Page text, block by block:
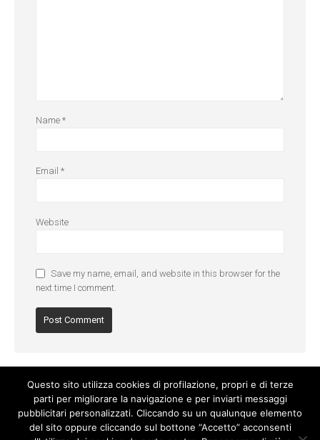
Name *
Email *
Website
Save my name, email, and website in this browser for the
next time I comment.
Questo sito utilizza cookies di profilazione, propri e di terze
parti per migliorare la navigazione e per inviarti messaggi
pubblicitari personalizzati. Cliccando su un qualunque elemento
del sito oppure cliccando sul bottone “Accetto” acconsenti